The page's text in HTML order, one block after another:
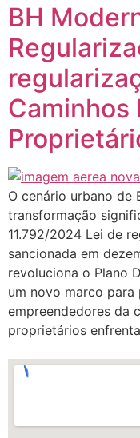
BH
Caminhos
O cenário urbano de
transformação
11.792/2024 Lei de
sancionada em
revoluciona o Plano
um novo marco
empreendedores da
proprietários